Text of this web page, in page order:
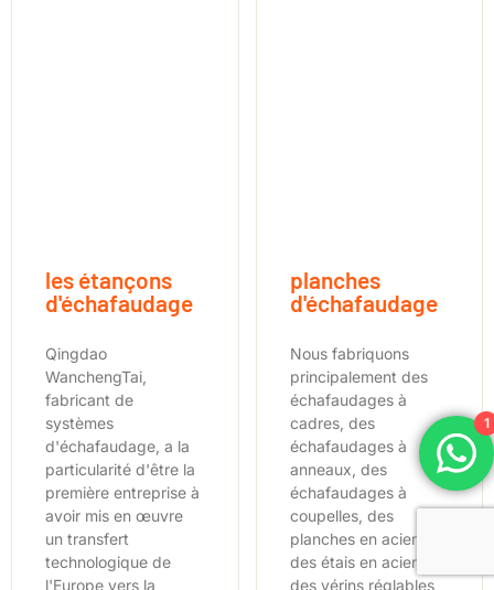
les étançons
d'échafaudage
Qingdao
WanchengTai,
fabricant de
systèmes
d'échafaudage, a la
particularité d'être la
première entreprise à
avoir mis en œuvre
un transfert
technologique de
l'Europe vers la
planches
d'échafaudage
Nous fabriquons
principalement des
échafaudages à
cadres, des
échafaudages à
anneaux, des
échafaudages à
coupelles, des
planches en acier,
des étais en acier,
des vérins réglables
1